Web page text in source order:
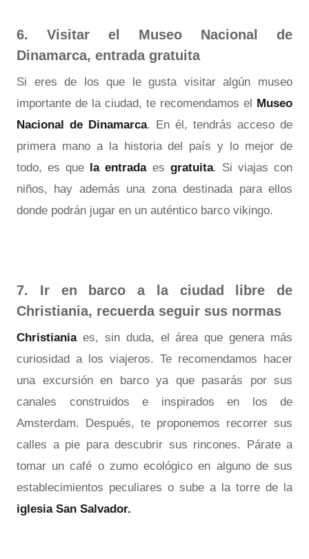
6. Visitar el Museo Nacional de
Dinamarca, entrada gratuita
Si eres de los que le gusta visitar algún museo
importante de la ciudad, te recomendamos el Museo
Nacional de Dinamarca. En él, tendrás acceso de
primera mano a la historia del país y lo mejor de
todo, es que la entradaes gratuita. Si viajas con
niños, hay además una zona destinada para ellos
donde podrán jugar en un auténtico barco vikingo.
7. Ir en barco a la ciudad libre de
Christiania, recuerda seguir sus normas
Christianiaes, sin duda, el área que genera más
curiosidad a los viajeros. Te recomendamos hacer
una excursión en barco ya que pasarás por sus
canales construidos e inspirados en los de
Amsterdam. Después, te proponemos recorrer sus
calles a pie para descubrir sus rincones. Párate a
tomar un café o zumo ecológico en alguno de sus
establecimientos peculiares o sube a la torre de la
iglesia San Salvador.